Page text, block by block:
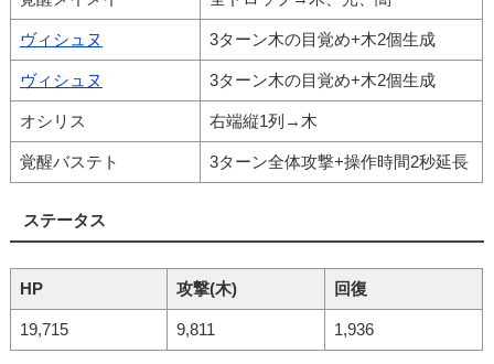
ヴィシュヌ 3ターン木の目覚め+木2個生成
ヴィシュヌ 3ターン木の目覚め+木2個生成
オシリス 右端縦1列→木
覚醒バステト 3ターン全体攻撃+操作時間2秒延長
ステータス
HP 攻撃(木) 回復
19,715 9,811 1,936